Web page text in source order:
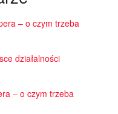
– o czym trzeba
działalności
– o czym trzeba